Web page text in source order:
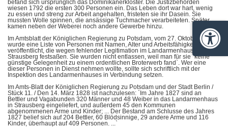
befand sich ursprünglich das Dominikanerkloster. Die Justizbehörden
wiesen 1792 die ersten 300 Personen ein. Das Leben dort war hart, wenig
zu essen und streng zur Arbeit angehalten, fristeten sie ihr Dasein. Sie
mussten Wolle spinnen, die ansässige Tuchmacher verarbeiteten. Später
kamen neben der Weberei noch andere Gewerbe hinzu.
Im Amtsblatt der Königlichen Regierung zu Potsdam, vom 27. Oktober 1816
wurde eine Liste von Personen mit Namen, Alter und Arbeitsfähigkeit,
veröffentlicht, die wegen fehlender Legitimation im Landarmenhaus zu
Strausberg festsaßen. Sie wurden nicht entlassen, weil man für sie `keine
günstige Gelegenheit zu einem ordentlichen Broterwerb fand`. Wer eine
dieser Personen in Dienst nehmen wollte, sollte sich schriftlich mit der
Inspektion des Landarmenhauses in Verbindung setzen.
Im Amts-Blatt der Königlichen Regierung zu Potsdam und der Stadt Berlin /
Stück 11. / Den 14. März 1828 ist nachzulesen: `Im Jahre 1827 sind an
Bettler und Vagabunden 320 Männer und 48 Weiber in das Landarmenhaus
in Strausberg eingeliefert, und außerdem 45 den Kommunen
abgenommenen Arme und Kinder; ... Der Bestand am Schlusse des Jahres
1827 belief sich auf 204 Bettler, 60 Blödsinnige, 29 andere Arme und 116
Kinder, überhaupt auf 409 Personen. ...`